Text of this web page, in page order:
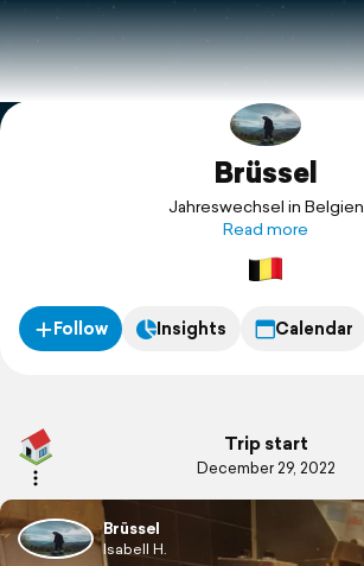
Flyover video
Explore
Brüssel
Jahreswechsel in Belgien
Read more
Follow Insights Calendar
Trip start
December 29, 2022
Brüssel
Isabell H.